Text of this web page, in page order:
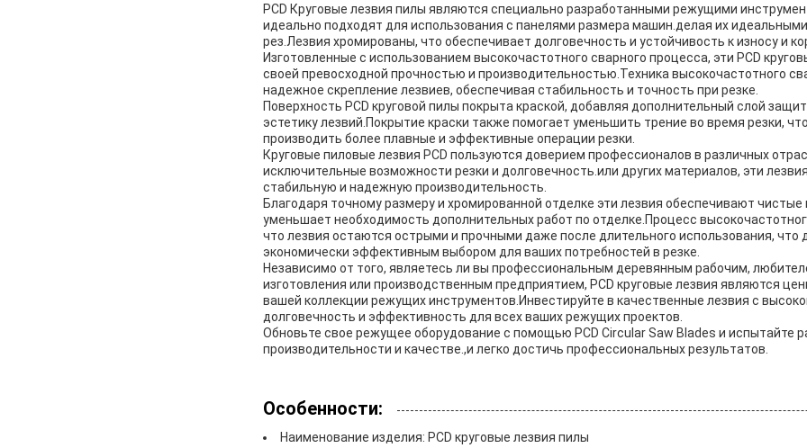
PCD Круговые лезвия пилы являются специально разработанными режущими
идеально подходят для использования с панелями размера машин.делая их
рез.Лезвия хромированы, что обеспечивает долговечность и устойчивость к износу и
Изготовленные с использованием высокочастотного сварного процесса, эти PCD
своей превосходной прочностью и производительностью.Техника высокочастотного
надежное скрепление лезвиев, обеспечивая стабильность и точность при резке.
Поверхность PCD круговой пилы покрыта краской, добавляя дополнительный слой
эстетику лезвий.Покрытие краски также помогает уменьшить трение во время резки,
производить более плавные и эффективные операции резки.
Круговые пиловые лезвия PCD пользуются доверием профессионалов в различных
исключительные возможности резки и долговечность.или других материалов, эти
стабильную и надежную производительность.
Благодаря точному размеру и хромированной отделке эти лезвия обеспечивают чистые
уменьшает необходимость дополнительных работ по отделке.Процесс
что лезвия остаются острыми и прочными даже после длительного использования, что
экономически эффективным выбором для ваших потребностей в резке.
Независимо от того, являетесь ли вы профессиональным деревянным рабочим,
изготовления или производственным предприятием, PCD круговые лезвия являются
вашей коллекции режущих инструментов.Инвестируйте в качественные лезвия с
долговечность и эффективность для всех ваших режущих проектов.
Обновьте свое режущее оборудование с помощью PCD Circular Saw Blades и испытайте
производительности и качестве.,и легко достичь профессиональных результатов.
Особенности:
Наименование изделия: PCD круговые лезвия пилы